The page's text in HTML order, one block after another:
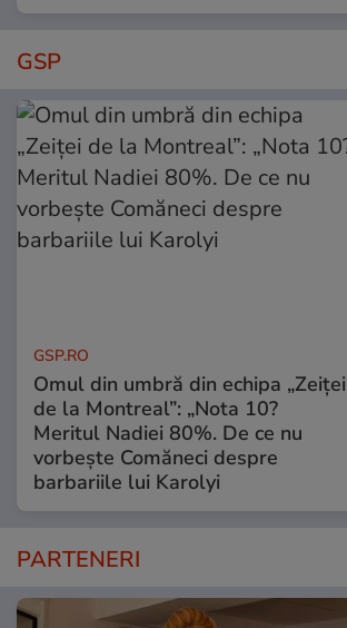
GSP
GSP.RO
Omul din umbră din echipa „Zeiței
de la Montreal”: „Nota 10?
Meritul Nadiei 80%. De ce nu
vorbește Comăneci despre
barbariile lui Karolyi
PARTENERI